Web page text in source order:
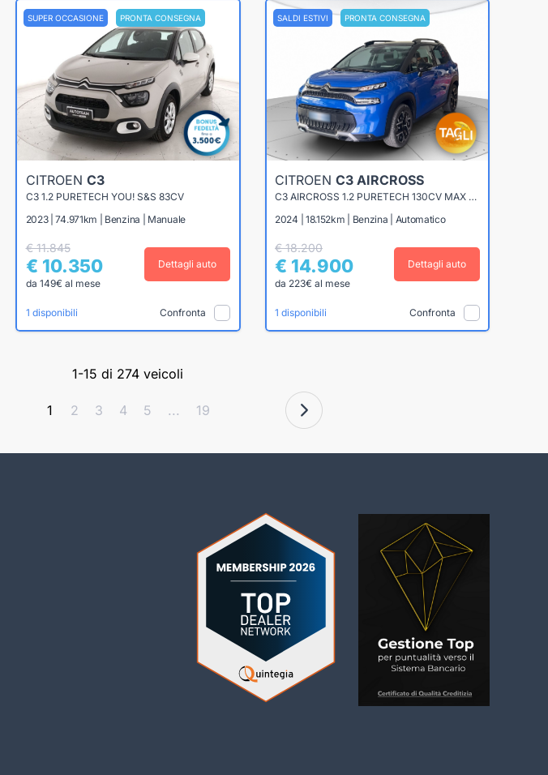
SUPER OCCASIONE PRONTA CONSEGNA
CITROEN C3
C3 1.2 PURETECH YOU! S&S 83CV
2023 | 74.971km | Benzina | Manuale
€ 11.845
€ 10.350
da 149€ al mese
Dettagli auto
1 disponibili Confronta
SALDI ESTIVI PRONTA CONSEGNA
CITROEN C3 AIRCROSS
C3 AIRCROSS 1.2 PURETECH 130CV MAX EAT6
2024 | 18.152km | Benzina | Automatico
€ 18.200
€ 14.900
da 223€ al mese
Dettagli auto
1 disponibili Confronta
1-15 di 274 veicoli
1 2 3 4 5 ... 19